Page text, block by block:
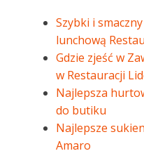
Szybki i
lunchową
Gdzie zjeść w
w Restauracji
Najlepsza
do butiku
Najlepsze
Amaro